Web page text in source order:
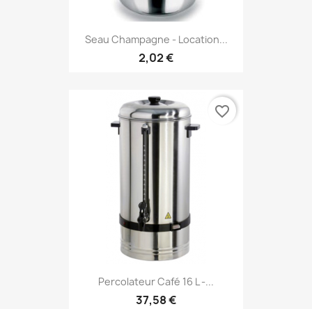
Seau Champagne - Location...
2,02 €
Percolateur Café 16 L -...
37,58 €
favorite_border